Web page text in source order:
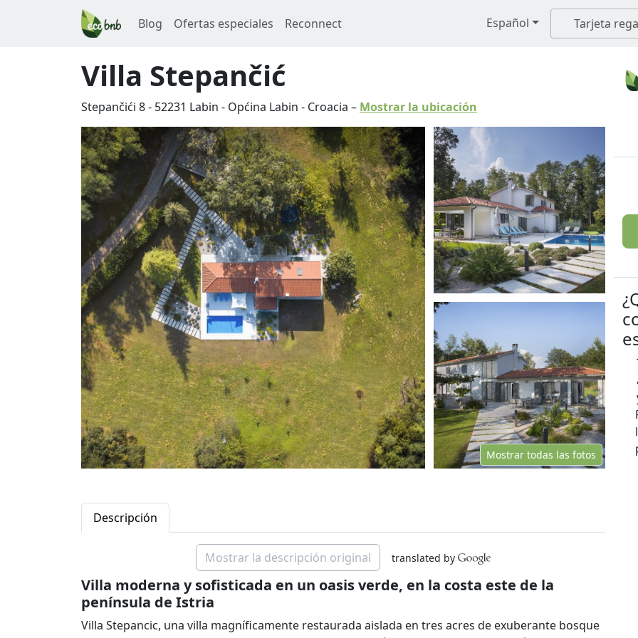
Blog Ofertas especiales Reconnect Español Tarjeta
Villa Stepančić
Stepančići 8- 52231 Labin - Općina Labin - Croacia – Mostrar la ubicación
Mostrar todas las fotos
Descripción
Mostrar la descripción original translated by
Villa moderna y sofisticada en un oasis verde, en la costa este de la
península de Istria
Villa Stepancic, una villa magníficamente restaurada aislada en tres acres de exuberante bosque